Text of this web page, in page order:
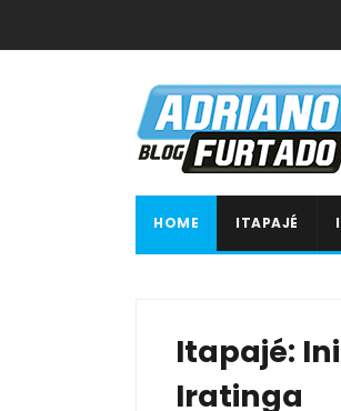
HOME ITAPAJÉ
Itapajé:
Iratinga